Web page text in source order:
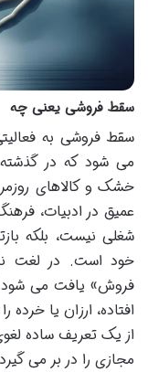
سقط فروشی یعنی چه
سقط فروشی به
می شود که در گذشته
خشک و کالاهای
عمیق در ادبیات،
شغلی نیست، بلکه
خود است. در لغت
فروش» یافت می شود
افتاده، ارزان یا
از یک تعریف ساده
مجازی را در بر می